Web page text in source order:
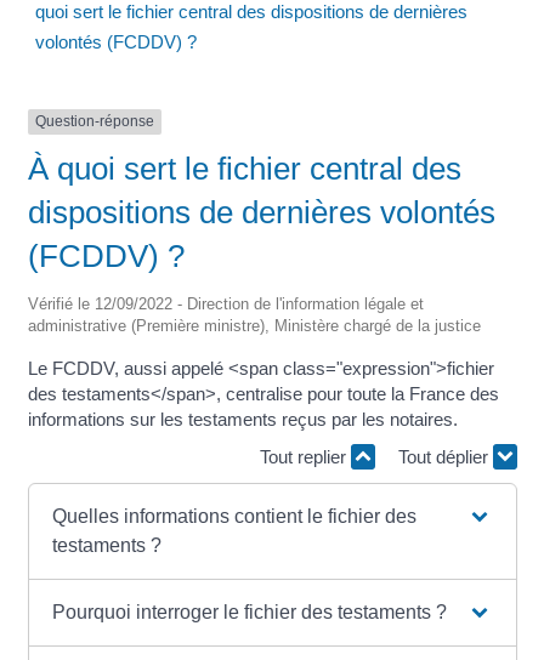
quoi sert le fichier central des dispositions de dernières
volontés (FCDDV) ?
Question-réponse
À quoi sert le fichier central des
dispositions de dernières volontés
(FCDDV) ?
Vérifié le 12/09/2022 - Direction de l'information légale et
administrative (Première ministre), Ministère chargé de la justice
Le FCDDV, aussi appelé <span class="expression">fichier
des testaments</span>, centralise pour toute la France des
informations sur les testaments reçus par les notaires.
Tout replier
Tout déplier
Quelles informations contient le fichier des
testaments ?
Pourquoi interroger le fichier des testaments ?